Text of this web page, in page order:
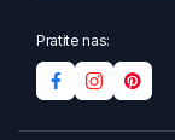
Pratite nas: